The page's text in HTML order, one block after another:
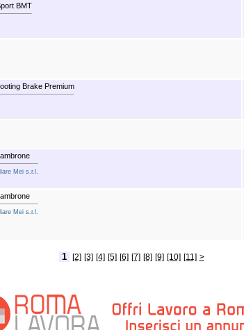
BMT
Brake Premium
Mei s.r.l.
Mei s.r.l.
1 [2] [3] [4] [5] [6] [7] [8] [9] [10] [11] >